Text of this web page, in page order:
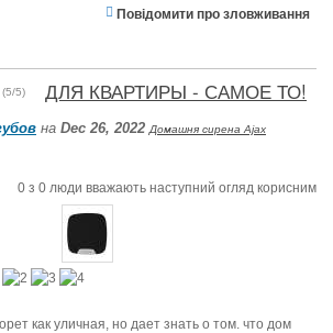
Повідомити про зловживання
(5/5) ДЛЯ КВАРТИРЫ - САМОЕ ТО!
на Dec 26, 2022 Домашня сирена Ajax
0 з 0 люди вважають наступний огляд корисним
как уличная, но дает знать о том. что дом